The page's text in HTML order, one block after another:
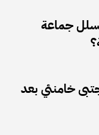
جماعة
خامنئي بعد